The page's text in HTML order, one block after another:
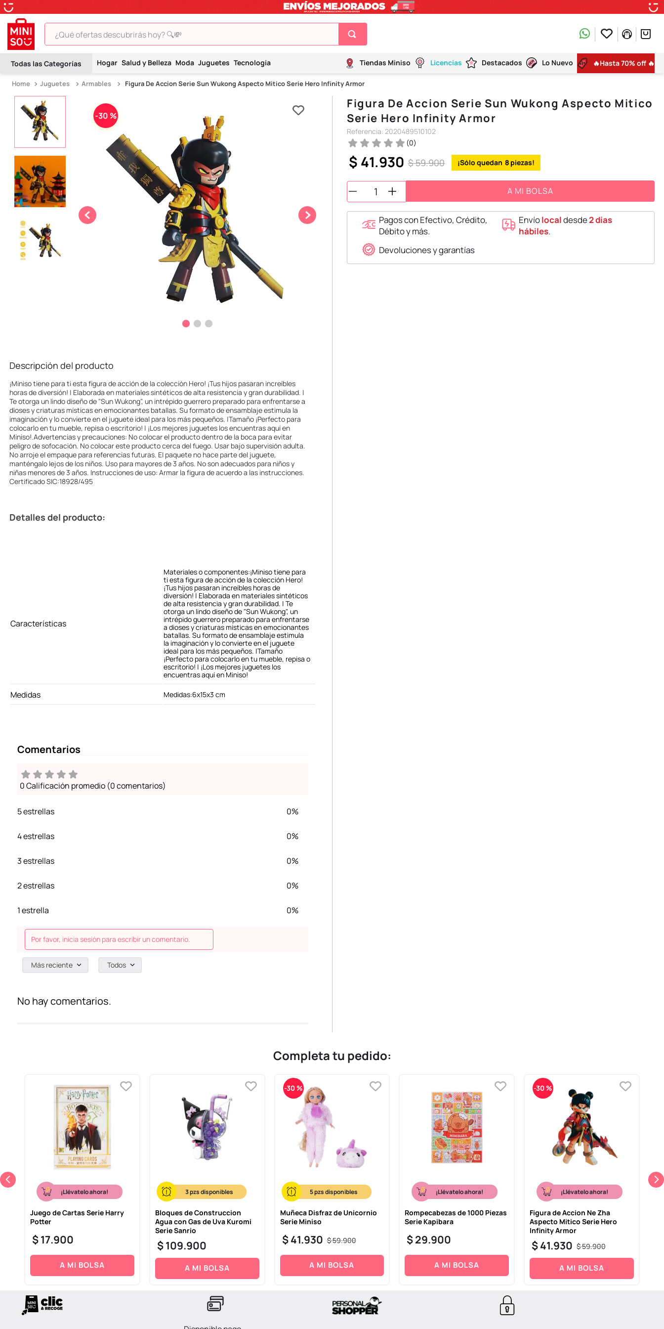
¿Qué ofertas descubrirás hoy? 🔍💸
Hogar Salud y Belleza Moda Juguetes Tecnología Tiendas Miniso Licencias Destacados Lo Nuevo 🔥Hasta 70% off 🔥
Juguetes Armables Figura De Accion Serie Sun Wukong Aspecto Mitico Serie Hero Infinity Armor
-30 %
Descripción del producto
¡Miniso tiene para ti esta figura de acción de la colección Hero! ¡Tus hijos pasaran increíbles
horas de diversión! | Elaborada en materiales sintéticos de alta resistencia y gran durabilidad. |
Te otorga un lindo diseño de "Sun Wukong", un intrépido guerrero preparado para enfrentarse a
dioses y criaturas místicas en emocionantes batallas. Su formato de ensamblaje estimula la
imaginación y lo convierte en el juguete ideal para los más pequeños. |Tamaño ¡Perfecto para
colocarlo en tu mueble, repisa o escritorio! | ¡Los mejores juguetes los encuentras aquí en
Miniso!.Advertencias y precauciones: No colocar el producto dentro de la boca para evitar
peligro de sofocación. No colocar este producto cerca del fuego. Usar bajo supervisión adulta.
No arroje el empaque para referencias futuras. El paquete no hace parte del juguete,
manténgalo lejos de los niños. Uso para mayores de 3 años. No son adecuados para niños y
niñas menores de 3 años. Instrucciones de uso: Armar la figura de acuerdo a las instrucciones.
Certificado SIC:18928/495
Detalles del producto:
Características
Materiales o componentes:¡Miniso tiene para
ti esta figura de acción de la colección Hero!
¡Tus hijos pasaran increíbles horas de
diversión! | Elaborada en materiales sintéticos
de alta resistencia y gran durabilidad. | Te
otorga un lindo diseño de "Sun Wukong", un
intrépido guerrero preparado para enfrentarse
a dioses y criaturas místicas en emocionantes
batallas. Su formato de ensamblaje estimula
la imaginación y lo convierte en el juguete
ideal para los más pequeños. |Tamaño
¡Perfecto para colocarlo en tu mueble, repisa o
escritorio! | ¡Los mejores juguetes los
encuentras aquí en Miniso!
Medidas Medidas:6x15x3 cm
Comentarios
0 Calificación promedio (0 comentarios)
5 estrellas 0%
4 estrellas 0%
3 estrellas 0%
2 estrellas 0%
1 estrella 0%
Por favor, inicia sesión para escribir un comentario.
Más reciente Todos
No hay comentarios.
Figura De Accion Serie Sun Wukong Aspecto Mitico
Serie Hero Infinity Armor
Referencia: 2020489510102
(0)
$59.900
$ 41.930 8
A MI BOLSA
Pagos con Efectivo, Crédito,
Débito y más.
Envíolocaldesde2 días
hábiles.
Devoluciones y garantías
Completa tu pedido:
¡Llévatelo ahora!
Juego de Cartas Serie Harry
Potter
$17.900
A MI BOLSA
3
Bloques de Construccion
Agua con Gas de Uva Kuromi
Serie Sanrio
$109.900
A MI BOLSA
-30 %
5
Muñeca Disfraz de Unicornio
Serie Miniso
$59.900
$41.930
A MI BOLSA
¡Llévatelo ahora!
Rompecabezas de 1000 Piezas
Serie Kapibara
$29.900
A MI BOLSA
-30 %
¡Llévatelo ahora!
Figura de Accion Ne Zha
Aspecto Mitico Serie Hero
Infinity Armor
$59.900
$41.930
A MI BOLSA
TÉRMINOS MÁS BUSCADOS
2 .
hello kitty
snoopy
ositos cariñositos
disney
9.
llaveros
.